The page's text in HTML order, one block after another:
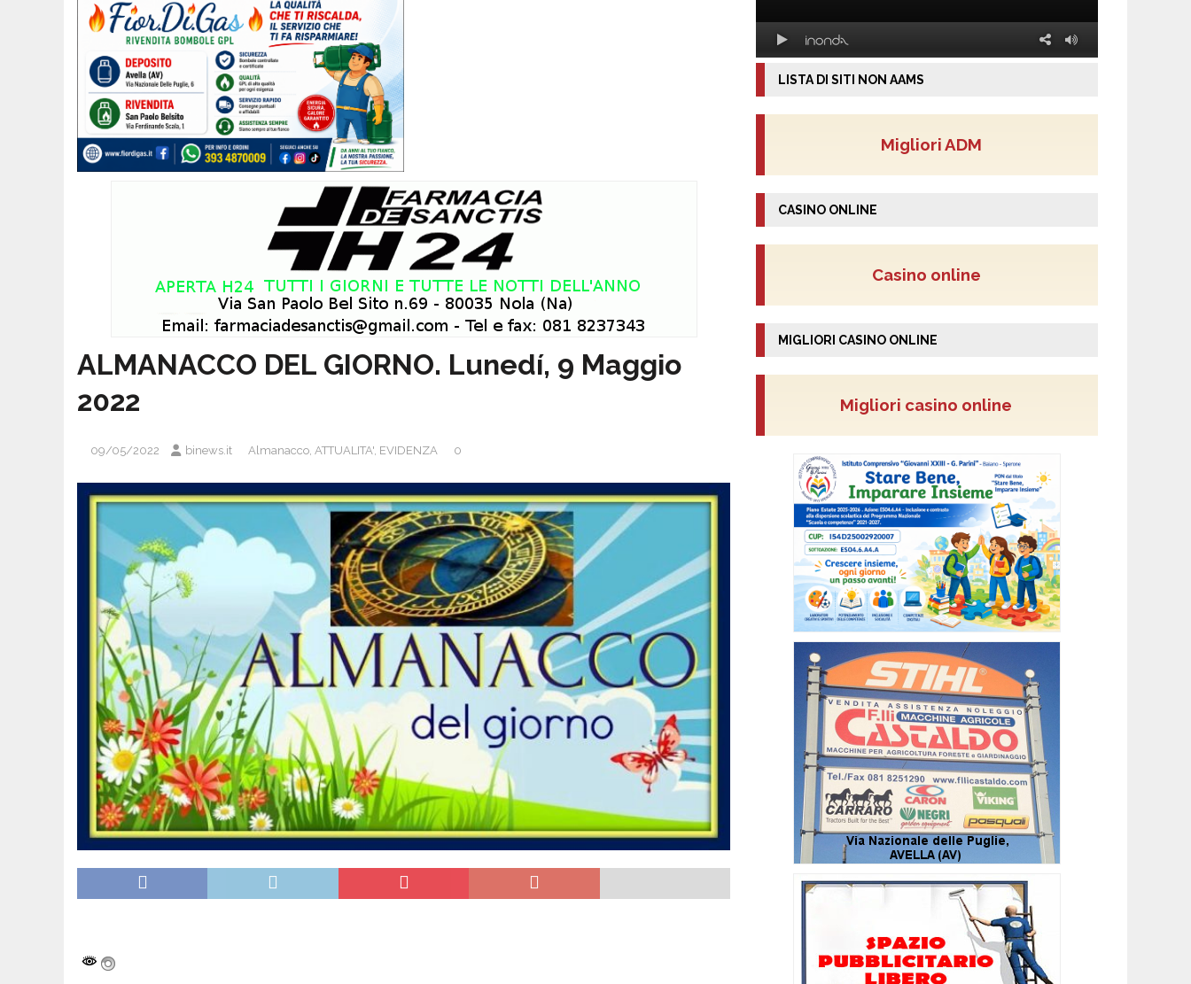
ALMANACCO DEL GIORNO. Lunedí, 9 Maggio
2022
09/05/2022 binews.it Almanacco, ATTUALITA', EVIDENZA 0
LISTA DI SITI NON AAMS
Migliori ADM
CASINO ONLINE
Casino online
MIGLIORI CASINO ONLINE
Migliori casino online